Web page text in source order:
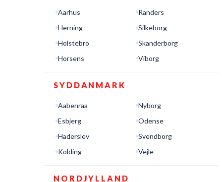
Aarhus
Herning
Holstebro
Horsens
Randers
Silkeborg
Skanderborg
Viborg
SYDDANMARK
Aabenraa
Esbjerg
Haderslev
Kolding
Nyborg
Odense
Svendborg
Vejle
NORDJYLLAND